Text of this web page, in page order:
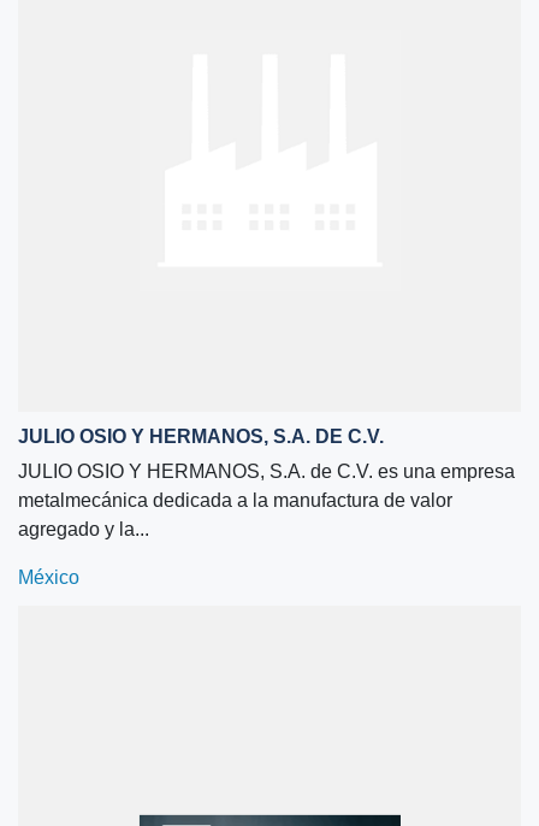
JULIO OSIO Y HERMANOS, S.A. DE C.V.
JULIO OSIO Y HERMANOS, S.A. de C.V. es una empresa
metalmecánica dedicada a la manufactura de valor
agregado y la...
México